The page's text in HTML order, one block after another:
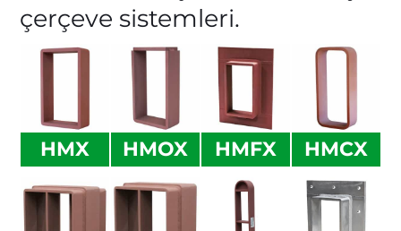
çerçeve sistemleri.
HMX HMOX HMFX HMCX